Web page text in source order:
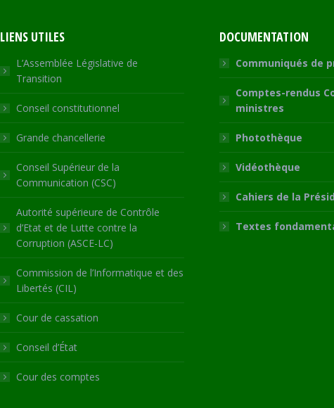
LIENS UTILES
L’Assemblée Législative de
Transition
Conseil constitutionnel
Grande chancellerie
Conseil Supérieur de la
Communication (CSC)
Autorité supérieure de Contrôle
d’Etat et de Lutte contre la
Corruption (ASCE-LC)
Commission de l’Informatique et des
Libertés (CIL)
Cour de cassation
Conseil d’État
Cour des comptes
DOCUMENTATION
Communiqués de
Comptes-rendus
ministres
Photothèque
Vidéothèque
Cahiers de la
Textes